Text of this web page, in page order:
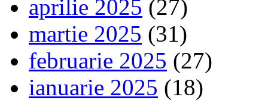
aprilie 2025 (27)
martie 2025 (31)
februarie 2025 (27)
ianuarie 2025 (18)